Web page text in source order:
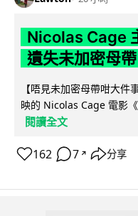
Nicolas Cage
遺失未加密母
【唔見未加密母帶咁大
映的 Nicolas Cage 電影
閱讀全文
162 7 ↗ 分享